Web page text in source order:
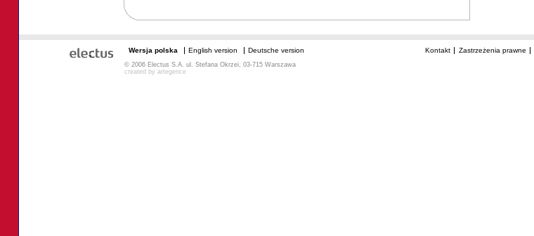
Kontakt Zastrzeżenia prawne
Wersja polska English version Deutsche version
© 2006 Electus S.A. ul. Stefana Okrzei, 03-715 Warszawa
created by artegence